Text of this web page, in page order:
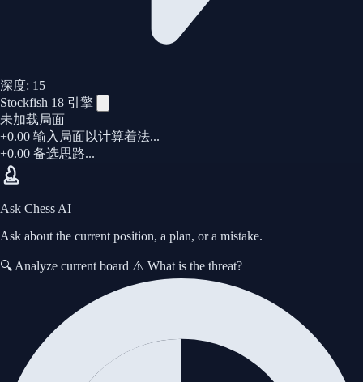
导入 PGN 对局
深度: 15
Stockfish 18 引擎
未加载局面
+0.00 输入局面以计算着法...
+0.00 备选思路...
Ask Chess AI
Ask about the current position, a plan, or a mistake.
🔍 Analyze current board ⚠️ What is the threat?